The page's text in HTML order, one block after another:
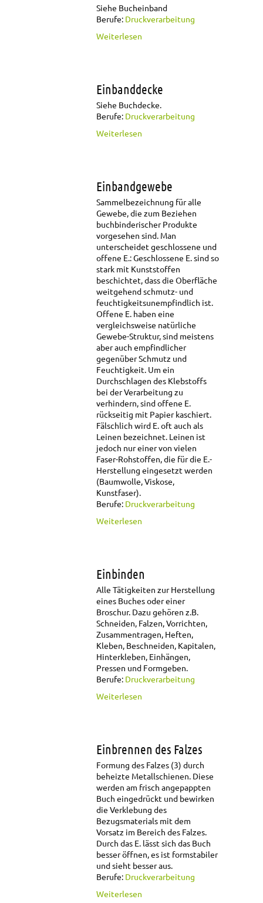
Siehe Bucheinband
Berufe: Druckverarbeitung
Weiterlesen
Einbanddecke
Siehe Buchdecke.
Berufe: Druckverarbeitung
Weiterlesen
Einbandgewebe
Sammelbezeichnung für alle
Gewebe, die zum Beziehen
buchbinderischer Produkte
vorgesehen sind. Man
unterscheidet geschlossene und
offene E.: Geschlossene E. sind so
stark mit Kunststoffen
beschichtet, dass die Oberfläche
weitgehend schmutz- und
feuchtigkeitsunempfindlich ist.
Offene E. haben eine
vergleichsweise natürliche
Gewebe-Struktur, sind meistens
aber auch empfindlicher
gegenüber Schmutz und
Feuchtigkeit. Um ein
Durchschlagen des Klebstoffs
bei der Verarbeitung zu
verhindern, sind offene E.
rückseitig mit Papier kaschiert.
Fälschlich wird E. oft auch als
Leinen bezeichnet. Leinen ist
jedoch nur einer von vielen
Faser-Rohstoffen, die für die E.-
Herstellung eingesetzt werden
(Baumwolle, Viskose,
Kunstfaser).
Berufe: Druckverarbeitung
Weiterlesen
Einbinden
Alle Tätigkeiten zur Herstellung
eines Buches oder einer
Broschur. Dazu gehören z.B.
Schneiden, Falzen, Vorrichten,
Zusammentragen, Heften,
Kleben, Beschneiden, Kapitalen,
Hinterkleben, Einhängen,
Pressen und Formgeben.
Berufe: Druckverarbeitung
Weiterlesen
Einbrennen des Falzes
Formung des Falzes (3) durch
beheizte Metallschienen. Diese
werden am frisch angepappten
Buch eingedrückt und bewirken
die Verklebung des
Bezugsmaterials mit dem
Vorsatz im Bereich des Falzes.
Durch das E. lässt sich das Buch
besser öffnen, es ist formstabiler
und sieht besser aus.
Berufe: Druckverarbeitung
Weiterlesen